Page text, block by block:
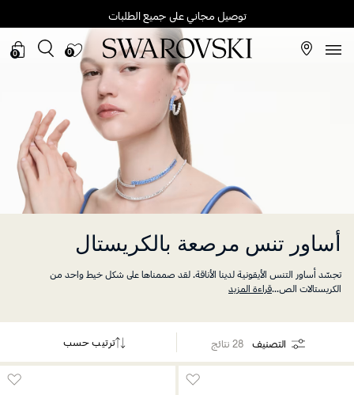
توصيل مجاني على جميع الطلبات
0
0
أساور تنس مرصعة بالكريستال
تجسّد أساور التنس الأيقونية لدينا الأناقة. لقد صممناها على شكل خيط واحد من
الكريستالات الص...قراءة المزيد
التصنيف 28 نتائج ترتيب حسب